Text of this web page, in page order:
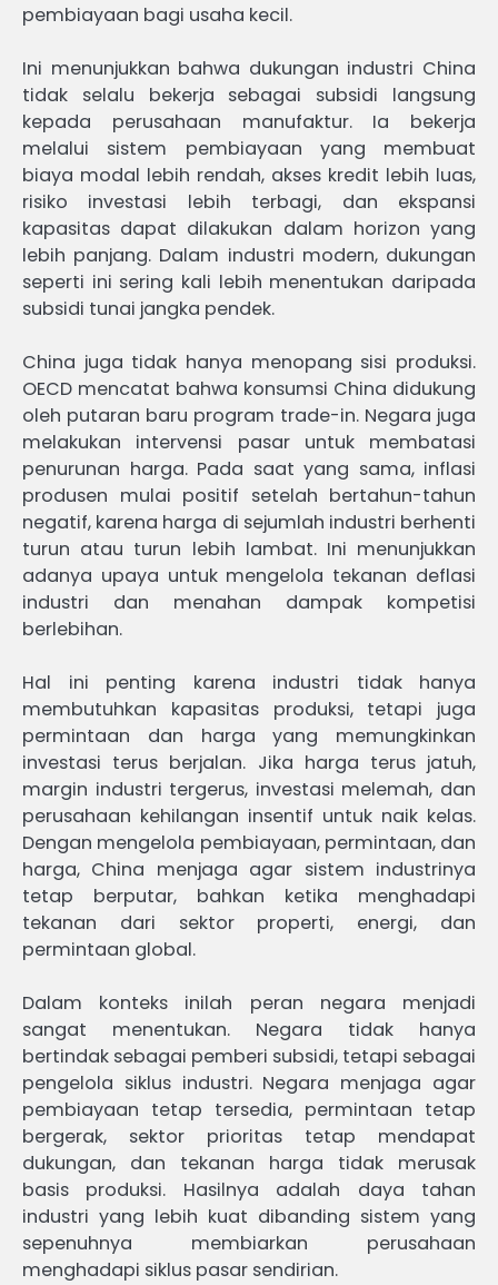
pembiayaan bagi usaha kecil.
Ini menunjukkan bahwa dukungan industri China
tidak selalu bekerja sebagai subsidi langsung
kepada perusahaan manufaktur. Ia bekerja
melalui sistem pembiayaan yang membuat
biaya modal lebih rendah, akses kredit lebih luas,
risiko investasi lebih terbagi, dan ekspansi
kapasitas dapat dilakukan dalam horizon yang
lebih panjang. Dalam industri modern, dukungan
seperti ini sering kali lebih menentukan daripada
subsidi tunai jangka pendek.
China juga tidak hanya menopang sisi produksi.
OECD mencatat bahwa konsumsi China didukung
oleh putaran baru program trade-in. Negara juga
melakukan intervensi pasar untuk membatasi
penurunan harga. Pada saat yang sama, inflasi
produsen mulai positif setelah bertahun-tahun
negatif, karena harga di sejumlah industri berhenti
turun atau turun lebih lambat. Ini menunjukkan
adanya upaya untuk mengelola tekanan deflasi
industri dan menahan dampak kompetisi
berlebihan.
Hal ini penting karena industri tidak hanya
membutuhkan kapasitas produksi, tetapi juga
permintaan dan harga yang memungkinkan
investasi terus berjalan. Jika harga terus jatuh,
margin industri tergerus, investasi melemah, dan
perusahaan kehilangan insentif untuk naik kelas.
Dengan mengelola pembiayaan, permintaan, dan
harga, China menjaga agar sistem industrinya
tetap berputar, bahkan ketika menghadapi
tekanan dari sektor properti, energi, dan
permintaan global.
Dalam konteks inilah peran negara menjadi
sangat menentukan. Negara tidak hanya
bertindak sebagai pemberi subsidi, tetapi sebagai
pengelola siklus industri. Negara menjaga agar
pembiayaan tetap tersedia, permintaan tetap
bergerak, sektor prioritas tetap mendapat
dukungan, dan tekanan harga tidak merusak
basis produksi. Hasilnya adalah daya tahan
industri yang lebih kuat dibanding sistem yang
sepenuhnya membiarkan perusahaan
menghadapi siklus pasar sendirian.